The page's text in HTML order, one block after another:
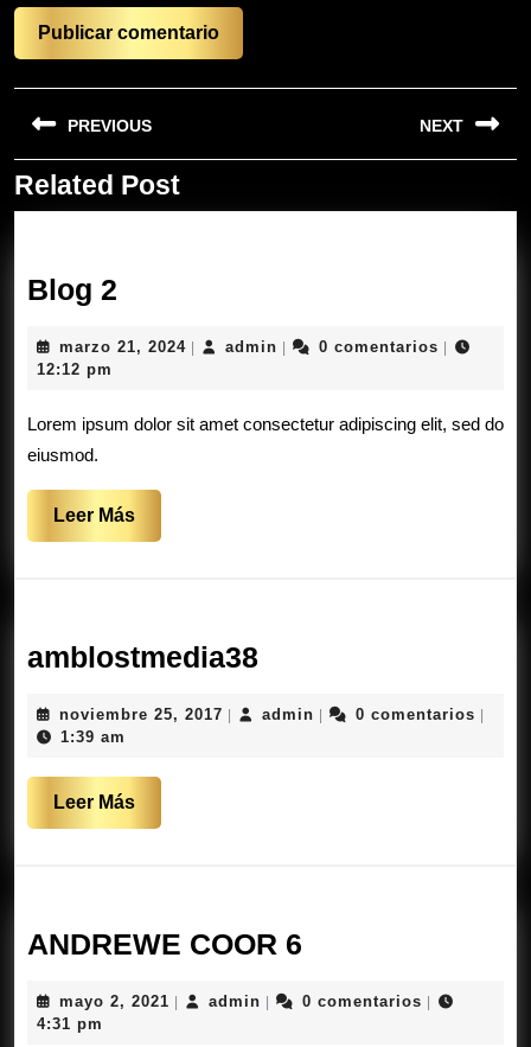
Navegación
de
entradas
PREVIOUS
Entrada
anterior:
NEXT
entrada:
Related Post
Blog 2
marzo 21, 2024marzoadminadmin0 comentarios
12:12 pm
Lorem ipsum dolor sit amet consectetur adipiscing elit, sed do
eiusmod.
Leer MásLeer
Más
amblostmedia38amblostmedia38
noviembre 25, 2017 noviembre
adminadmin0 comentarios
1:39 am
Leer MásLeer
Más
ANDREWE COOR 6
6
mayo 2, 2021 mayoadminadmin0 comentarios
4:31 pm